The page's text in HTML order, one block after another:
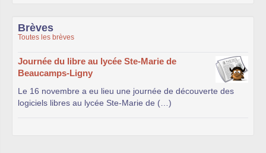
Brèves
Toutes les brèves
Journée du libre au lycée Ste-Marie de
Beaucamps-Ligny
Le 16 novembre a eu lieu une journée de découverte des
logiciels libres au lycée Ste-Marie de (…)